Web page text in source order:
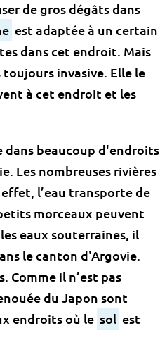
de gros dégâts dans
est adaptée à un certain
dans cet endroit. Mais
invasive. Elle le
à cet endroit et les
dans beaucoup d'endroits
Les nombreuses rivières
l’eau transporte de
morceaux peuvent
eaux souterraines, il
le canton d'Argovie.
Comme il n’est pas
du Japon sont
endroits où le sol est